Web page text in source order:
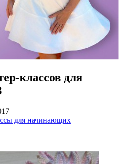
классов для
для начинающих